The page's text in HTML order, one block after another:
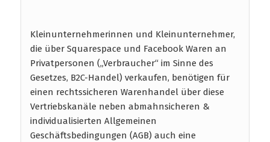
Kleinunternehmerinnen und Kleinunternehmer,
die über Squarespace und Facebook Waren an
Privatpersonen („Verbraucher“ im Sinne des
Gesetzes, B2C-Handel) verkaufen, benötigen für
einen rechtssicheren Warenhandel über diese
Vertriebskanäle neben abmahnsicheren &
individualisierten Allgemeinen
Geschäftsbedingungen (AGB) auch eine